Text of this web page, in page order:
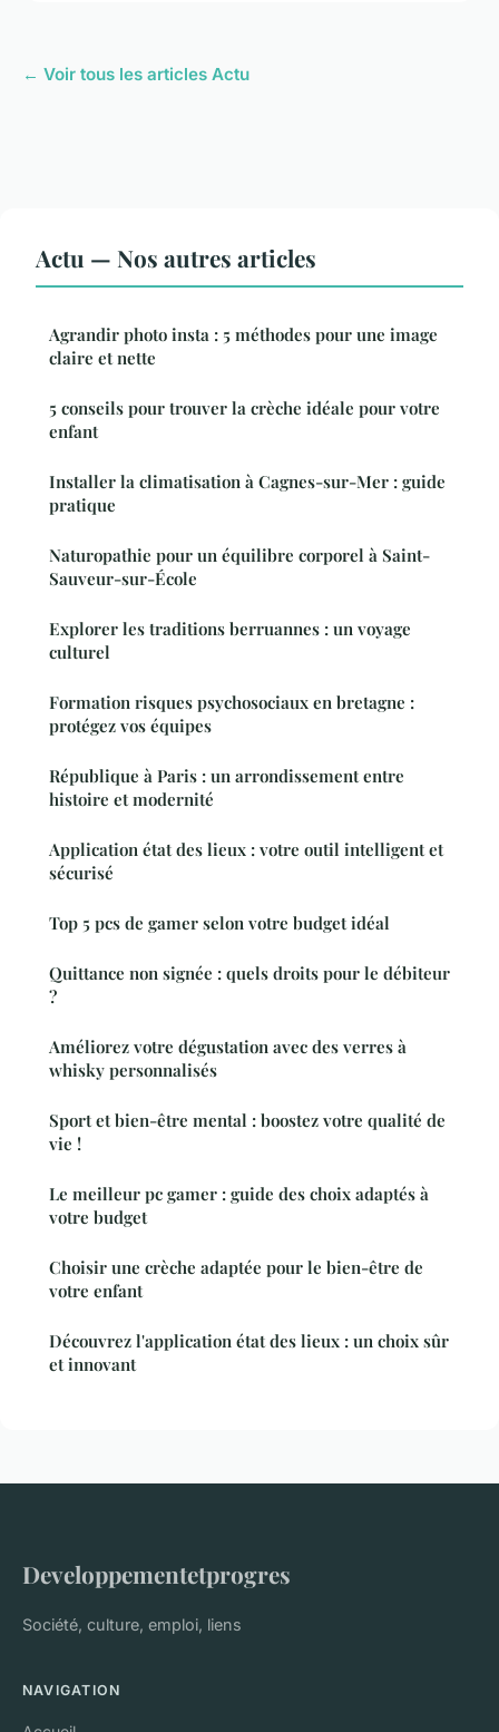
← Voir tous les articles Actu
Actu — Nos autres articles
Agrandir photo insta : 5 méthodes pour une image
claire et nette
5 conseils pour trouver la crèche idéale pour votre
enfant
Installer la climatisation à Cagnes-sur-Mer : guide
pratique
Naturopathie pour un équilibre corporel à Saint-
Sauveur-sur-École
Explorer les traditions berruannes : un voyage
culturel
Formation risques psychosociaux en bretagne :
protégez vos équipes
République à Paris : un arrondissement entre
histoire et modernité
Application état des lieux : votre outil intelligent et
sécurisé
Top 5 pcs de gamer selon votre budget idéal
Quittance non signée : quels droits pour le débiteur
?
Améliorez votre dégustation avec des verres à
whisky personnalisés
Sport et bien-être mental : boostez votre qualité de
vie !
Le meilleur pc gamer : guide des choix adaptés à
votre budget
Choisir une crèche adaptée pour le bien-être de
votre enfant
Découvrez l'application état des lieux : un choix sûr
et innovant
Developpementetprogres
Société, culture, emploi, liens
NAVIGATION